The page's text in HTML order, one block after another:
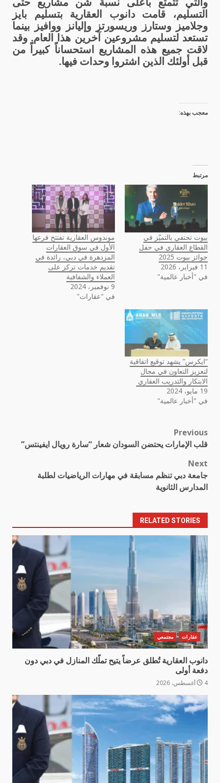
والتي تتمتع بأعلى نسبة شن مشاريع حتى
التسليم، قامت دانوب العقارية بتسليم بايز
وجلاميز وستارز وريسورتز وإليانز ووافيز بينما
تستعد لتسليم مشروعين آخرين هذا العام. وقد
لاقت جميع هذه المشاريع استحساناً كبيراً من
قبل أولئك الذين اشتروا وحدات فيها.
معجب بهذه:
مرتبط
بيوت تحتفي بالتميّز في
القطاع العقاري في حفل
جوائز بيوت 2025
11 فبراير، 2026
في "أخبار عالمية"
موندوس العقارية تفتتح فرعها
الأول في سوق العقارات
المزدهرة في دبي، رائدة في
تقديم خدمات تركز على
العملاء والشفافية
9 نوفمبر، 2024
في "عقارات"
“ايكرس” يشهد توقيع اتفاقية
لتعزيز التعاون في مجال
الابتكار والتدريب العقاري
19 مايو، 2024
في "أخبار عالمية"
Post
navigation
Previous
قلب الإمارات يحتضن السودان شعار “سارة رويال ايفينتس”
Next
جامعة دبي تنظم مسابقة في مهارات الرياضيات لطلبة
المدارس الثانوية
RELATED STORIES
عقارات مجتمعي
دانوب العقارية تُطلق عرضاً يتيح تملّك المنازل في دبي دون
دفعة أولى
4 أغسطس، 2026